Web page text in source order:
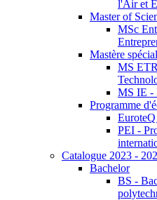
l'Air et
Master of
MSc
Mastère
MS
MS IE -
Programme
PEI -
Catalogue 2023 -
Bachelor
BS -